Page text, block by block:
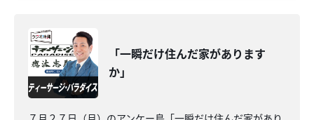
「一瞬だけ住んだ家があります
か」